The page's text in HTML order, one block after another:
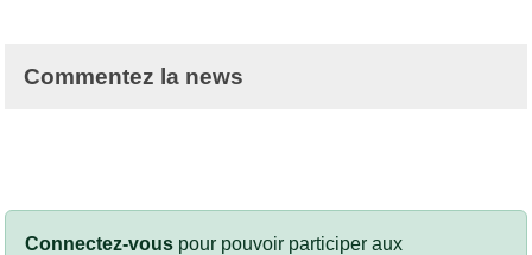
Commentez la news
Connectez-vous pour pouvoir participer aux